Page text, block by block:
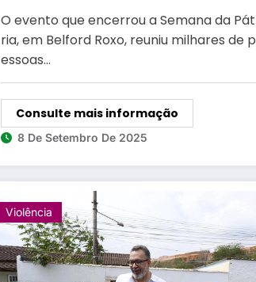
Roxo’ no Desfile Cívico de 7 de
Setembro
O evento que encerrou a Semana da Pát
ria, em Belford Roxo, reuniu milhares de p
essoas…
Consulte mais informação
8 De Setembro De 2025
Violência